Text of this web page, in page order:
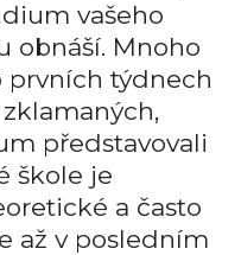
vašeho
obnáší. Mnoho
prvních týdnech
představovali
škole je
a často
až v posledním